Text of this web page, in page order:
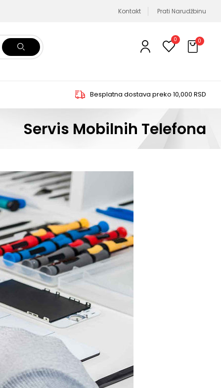
Kontakt Prati Narudžbinu
0 0
Besplatna dostava preko 10,000 RSD
Servis Mobilnih Telefona